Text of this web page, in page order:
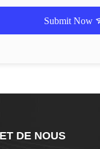
Submit Now
DE NOUS